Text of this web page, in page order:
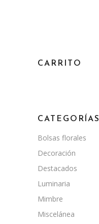
CARRITO
CATEGORÍAS
Bolsas florales
Decoración
Destacados
Luminaria
Mimbre
Miscelánea